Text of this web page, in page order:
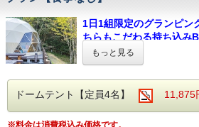
魅了しています。
サイクリングやカヤック
もお楽しみいただけます
＜中津からあげ＞
周辺観光をするうえで欠
のが「中津からあげ」。
揚げたてジューシーなか
り、店舗によって味付け
料はご自身でご用意くだ
◆食材・飲料の持ち込み
より充実した滞在をご希
※コンロ、その他の火器
だいております。
中に入るとシンプルなが
がっています。
大きな窓からは生い茂る
色は心を広げる時間にな
【大浴場】
と回想館 八面山荘＞の
1日1組限定のグランピ
ちらもこだわる持ち込み
大分県中津市にそびえる
グ！
事前にご自身で食材を買
を使用してお食事を楽し
好き嫌いやお食事量も自
もっと見る
ドームテント【定員4名】 11,875
※料金は消費税込み価格です。